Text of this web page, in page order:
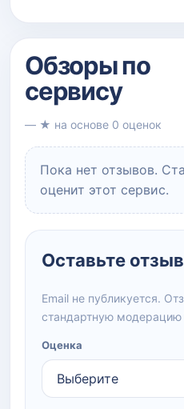
Обзоры по
сервису
— ★ на основе 0 оценок
Пока нет отзывов.
оценит этот сервис.
Оставьте отзыв
Email не публикуется.
стандартную модерацию
Оценка